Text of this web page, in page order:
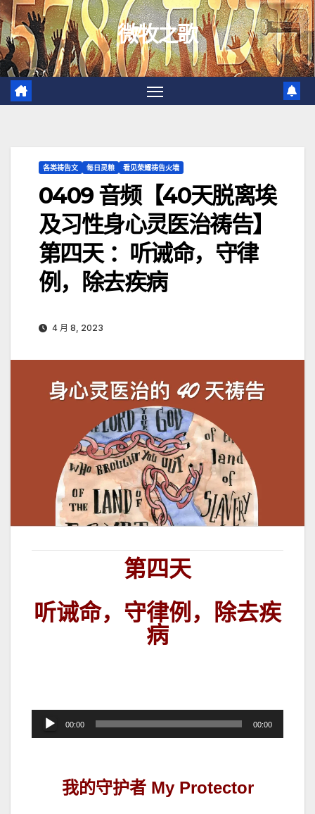
跳
至
内
容
微牧之歌
各类祷告文 每日灵粮 看见荣耀祷告火墙
0409 音频【40天脱离埃
及习性身心灵医治祷告】
第四天 ：听诫命，守律
例，除去疾病
4 月 8, 2023
第四天
听诫命，守律例，除去疾
病
频
00:00 00:00
我的守护者 My Protector